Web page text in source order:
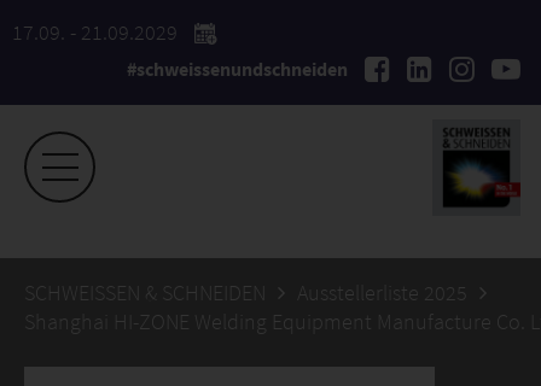
17.09. - 21.09.2029
#schweissenundschneiden
SCHWEISSEN & SCHNEIDEN
Ausstellerliste 2025
Shanghai HI-ZONE Welding Equipment Manufacture Co.